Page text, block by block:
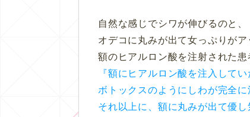
自然な感じでシワが伸びるのと、
オデコに丸みが出て女っぷりが
額のヒアルロン酸を注射された
『額にヒアルロン酸を注入してい
ボトックスのようにしわが完全
それ以上に、額に丸みが出て優